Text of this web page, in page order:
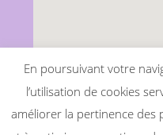
En poursuivant votre
l’utilisation de cookies
améliorer la pertinence des